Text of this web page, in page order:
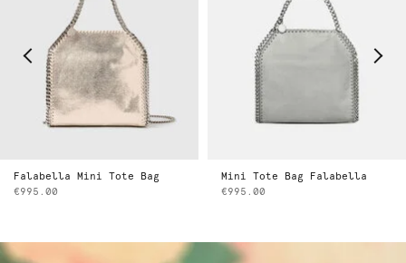
Falabella Mini Tote Bag
€995.00
Mini Tote Bag Falabella
€995.00